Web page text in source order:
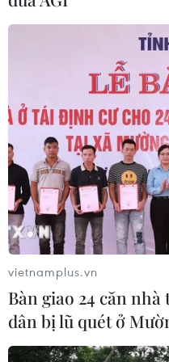
Công suất điện mặt
Quốc dự kiến sẽ vượt
02/08/2026 23:06
Đánh bom liều chết tại
nhất 7 người thiệt mạng
02/08/2026 22:41
vietnamplus.vn
Bàn giao 24 căn
dân bị lũ quét ở